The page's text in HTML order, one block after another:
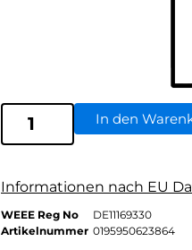
In den
Informationen nach EU
WEEE Reg No
DE11169330
Artikelnummer 0195950623864